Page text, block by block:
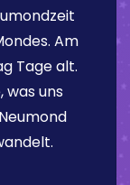
Am
Tage alt.
was uns